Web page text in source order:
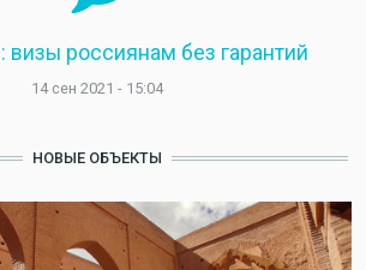
россиянам без гарантий
14 сен 2021 - 15:04
НОВЫЕ ОБЪЕКТЫ